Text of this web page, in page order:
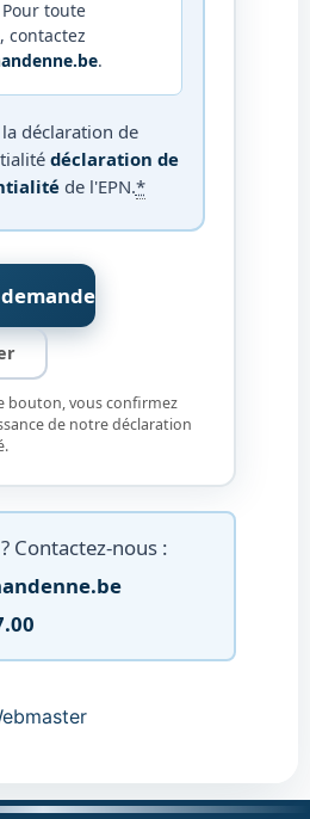
toute
contactez
.
la déclaration de
déclaration de
(ouvre dans un nouvel
de l'EPN.*
bouton, vous confirmez
de notre déclaration
Contactez-nous :